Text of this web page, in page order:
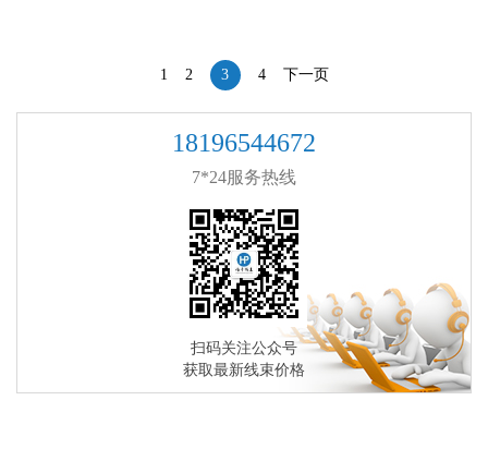
1 2 3 4 下一页
18196544672
7*24服务热线
扫码关注公众号
获取最新线束价格